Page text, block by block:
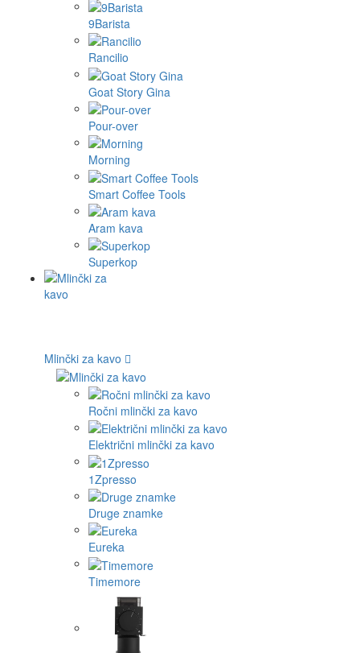
9Barista
Rancilio
Goat Story Gina
Pour-over
Morning
Smart Coffee Tools
Aram kava
Superkop
Mlinčki za kavo
Ročni mlinčki za kavo
Električni mlinčki za kavo
1Zpresso
Druge znamke
Eureka
Timemore